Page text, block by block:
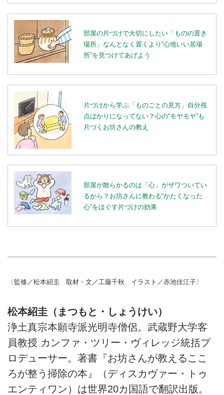
部屋の片づけで大切にしたい「ものの置き
場所」なんとなく置くより“心地いい居場
所”を見つけてあげよう
片づけから学ぶ「ものごとの見方」自分視
点ばかりになってない？心の“モヤモヤ”も
片づくお坊さんの教え
部屋が散らかるのは「心」がザワついてい
るから？お坊さんに教わる“かたくなった
心”をほぐす片づけの効果
〈監修／松本紹圭 取材・文／工藤千秋 イラスト／赤池佳江子〉
松本紹圭（まつもと・しょうけい）
浄土真宗本願寺派光明寺僧侶。武蔵野大学客
員教授 カンファ・ツリー・ヴィレッジ統括プ
ロデューサー。著書『お坊さんが教えるここ
ろが整う掃除の本』（ディスカヴァー・トゥ
エンティワン）は世界20カ国語で翻訳出版。